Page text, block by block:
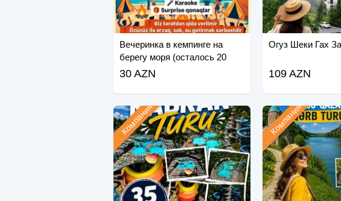
Вечеринка в кемпинге на
берегу моря (осталось 20
мест)
30 AZN
Огуз Шеки Гах
109 AZN
Компания Компания